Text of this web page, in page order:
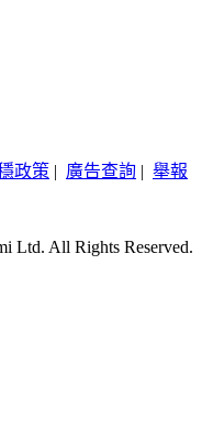
政策 | 廣告查詢 | 舉報
Ltd. All Rights Reserved.